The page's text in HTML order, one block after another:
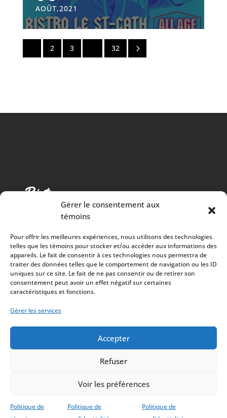
Gérer le consentement aux
témoins
Pour offrir les meilleures expériences, nous utilisons des technologies
telles que les témoins pour stocker et/ou accéder aux informations des
appareils. Le fait de consentir à ces technologies nous permettra de
traiter des données telles que le comportement de navigation ou les ID
uniques sur ce site. Le fait de ne pas consentir ou de retirer son
consentement peut avoir un effet négatif sur certaines
caractéristiques et fonctions.
Gérer les services
Accepter
Refuser
Voir les préférences
Politique de
Politique de
Politique de
AOÛT,2021
2 3 32 5
Cuisine chaleureuse, spectacles de qualité et 100%
des surplus versés à la communauté
À PROPOS
Mission
© 2022 Bistro Le Ste-Cath | Tous droits réservés |